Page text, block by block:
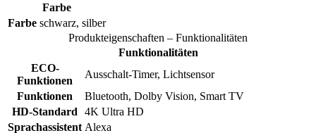
Farbe
Farbe schwarz, silber
Produkteigenschaften – Funktionalitäten
Funktionalitäten
ECO-
Funktionen
Ausschalt-Timer, Lichtsensor
Funktionen
Bluetooth, Dolby Vision, Smart TV
HD-Standard
4K Ultra HD
Sprachassistent Alexa